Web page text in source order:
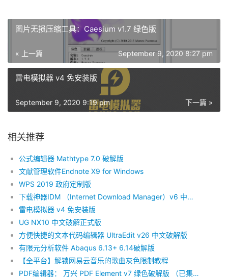
图片无损压缩工具：Caesium v1.7 绿色版
« 上一篇 September 9, 2020 8:27 pm
雷电模拟器 v4 免安装版
下一篇 »
September 9, 2020 9:19 pm
相关推荐
公式编辑器 Mathtype 7.0 破解版
文献管理软件Endnote X9 for Windows
WPS 2019 政府定制版
下载神器IDM （Internet Download Manager）v6 中文破解版
雷电模拟器 v4 免安装版
UG NX10 中文破解正式版
方便快捷的文本代码编辑器 UltraEdit v26 中文破解版
有限元分析软件 Abaqus 6.13+ 6.14破解版
【全平台】解锁网易云音乐的歌曲灰色限制教程
PDF编辑器： 万兴 PDF Element v7 绿色破解版 （已集成OCR模块）